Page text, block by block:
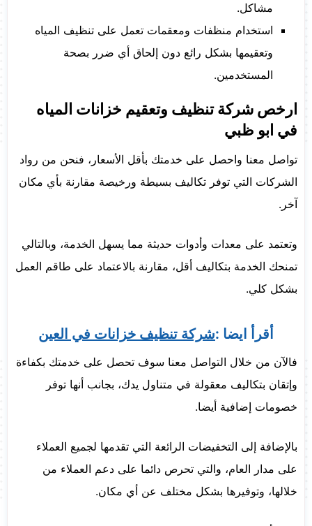
مشاكل.
استخدام منظفات ومعقمات تعمل على تنظيف المياه
وتعقيمها بشكل رائع دون إلحاق أي ضرر بصحة
المستخدمين.
ارخص شركة تنظيف وتعقيم خزانات المياه
في ابو ظبي
تواصل معنا واحصل على خدمتك بأقل الأسعار، فنحن من رواد
الشركات التي توفر تكاليف بسيطة ورخيصة مقارنة بأي مكان
آخر.
وتعتمد على معدات وأدوات حديثة مما يسهل الخدمة، وبالتالي
تمنحك الخدمة بتكاليف أقل، مقارنة بالاعتماد على طاقم العمل
بشكل كلي.
أقرأ ايضا :شركة تنظيف خزانات في العين
فالآن من خلال التواصل معنا سوف تحصل على خدمتك بكفاءة
وإتقان بتكاليف معقولة في متناول يدك، بجانب أنها توفر
خصومات إضافية أيضا.
بالإضافة إلى التخفيضات الرائعة التي تقدمها لجميع العملاء
على مدار العام، والتي تحرص دائما على دعم العملاء من
خلالها، وتوفيرها بشكل مختلف عن أي مكان.